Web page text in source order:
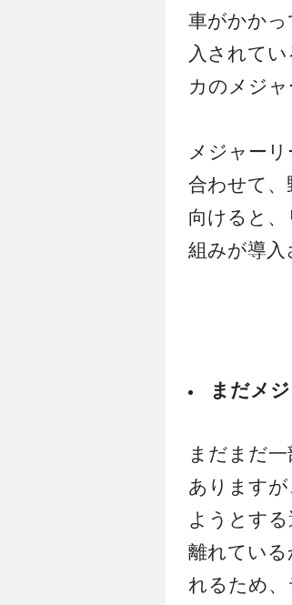
車がかかっ
入されて
カのメジャ
メジャー
合わせて
向けると
組みが導入
まだメ
まだまだ
ありますが
ようとす
離れてい
れるため